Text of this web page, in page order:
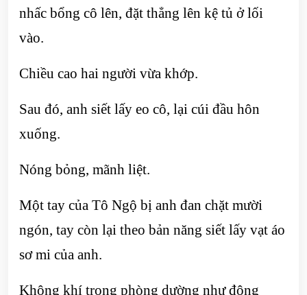
nhấc bổng cô lên, đặt thẳng lên kệ tủ ở lối
vào.
Chiều cao hai người vừa khớp.
Sau đó, anh siết lấy eo cô, lại cúi đầu hôn
xuống.
Nóng bỏng, mãnh liệt.
Một tay của Tô Ngộ bị anh đan chặt mười
ngón, tay còn lại theo bản năng siết lấy vạt áo
sơ mi của anh.
Không khí trong phòng dường như đông